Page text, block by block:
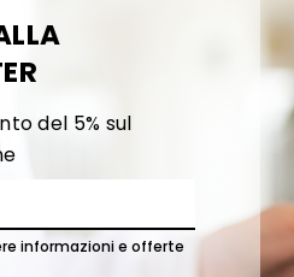
Con Regolatore Di
15,92 €
del 5% sul
informazioni e offerte